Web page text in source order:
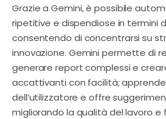
Servizi & Sportelli
UNIMPIEGO
Contatti
Grazie a Gemini, è possibile
ripetitive e dispendiose in termini
consentendo di concentrarsi su
innovazione. Gemini permette di
generare report complessi e
accattivanti con facilità;
dell’utilizzatore e offre
migliorando la qualità del lavoro e